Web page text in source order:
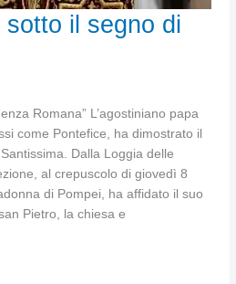
il segno di
Romana” L’agostiniano papa
come Pontefice, ha dimostrato il
Dalla Loggia delle
al crepuscolo di giovedì 8
di Pompei, ha affidato il suo
Pietro, la chiesa e